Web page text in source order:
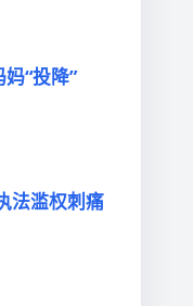
“投降”
法滥权刺痛